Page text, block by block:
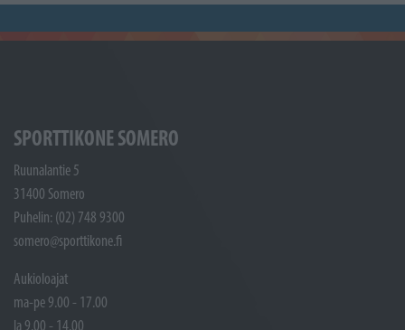
SPORTTIKONE SOMERO
Ruunalantie 5
31400 Somero
Puhelin: (02) 748 9300
somero@sporttikone.fi
Aukioloajat
ma-pe 9.00 - 17.00
la 9.00 - 14.00